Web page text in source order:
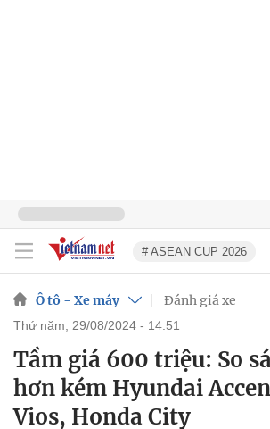
# ASEAN CUP 2026
Ô tô - Xe máy Đánh giá xe
thứ năm, 29/08/2024 - 14:51
Tầm giá 600 triệu: So
hơn kém Hyundai
Vios, Honda City